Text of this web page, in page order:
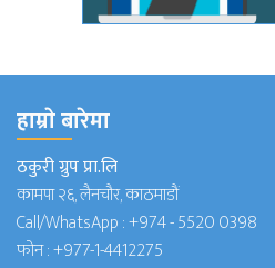
हाम्राे बारेमा
ठकुरी ग्रुप प्रा.लि
कामपा २६, लैनचौर, काठमाडौं
Call/WhatsApp :+974 - 5520 0398
फोन :+977-1-4412275